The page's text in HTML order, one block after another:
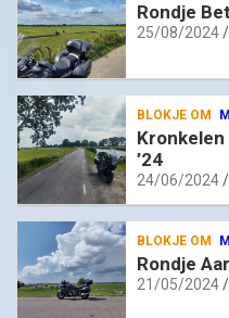
Rondje
25/08/2024
BLOKJE OM
’24
24/06/2024
BLOKJE OM
Rondje
21/05/2024